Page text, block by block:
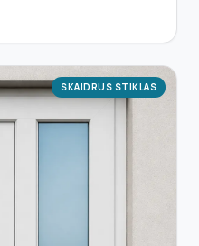
SKAIDRUS STIKLAS